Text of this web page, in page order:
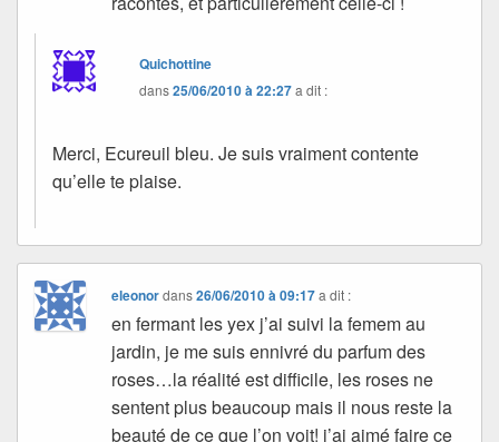
Quichottine
dans25/06/2010 à 22:27a dit :
Merci, Ecureuil bleu. Je suis vraiment contente
qu’elle te plaise.
eleonordans26/06/2010 à 09:17 a dit :
en fermant les yex j’ai suivi la femem au
jardin, je me suis ennivré du parfum des
roses…la réalité est difficile, les roses ne
sentent plus beaucoup mais il nous reste la
beauté de ce que l’on voit! j’ai aimé faire ce